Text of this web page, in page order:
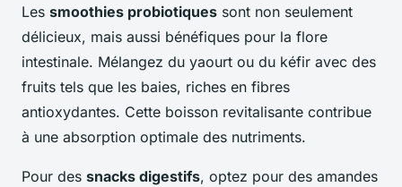
Les smoothies probiotiques sont non seulement
délicieux, mais aussi bénéfiques pour la flore
intestinale. Mélangez du yaourt ou du kéfir avec des
fruits tels que les baies, riches en fibres
antioxydantes. Cette boisson revitalisante contribue
à une absorption optimale des nutriments.
Pour des snacks digestifs, optez pour des amandes